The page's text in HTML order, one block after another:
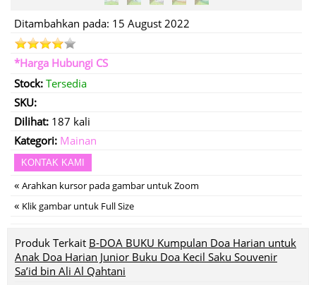
Ditambahkan pada: 15 August 2022
*Harga Hubungi CS
Stock: Tersedia
SKU:
Dilihat: 187 kali
Kategori: Mainan
KONTAK KAMI
« Arahkan kursor pada gambar untuk Zoom
« Klik gambar untuk Full Size
Produk Terkait B-DOA BUKU Kumpulan Doa Harian untuk
Anak Doa Harian Junior Buku Doa Kecil Saku Souvenir
Sa’id bin Ali Al Qahtani